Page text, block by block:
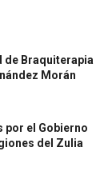
de Braquiterapia
Morán
el Gobierno
del Zulia